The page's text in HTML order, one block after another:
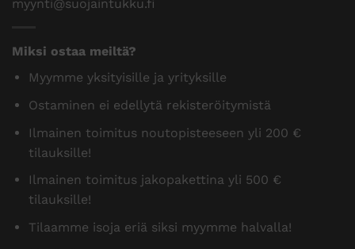
myynti@suojaintukku.fi
Miksi ostaa meiltä?
Myymme yksityisille ja yrityksille
Ostaminen ei edellytä rekisteröitymistä
Ilmainen toimitus noutopisteeseen yli 200 €
tilauksille!
Ilmainen toimitus jakopakettina yli 500 €
tilauksille!
Tilaamme isoja eriä siksi myymme halvalla!